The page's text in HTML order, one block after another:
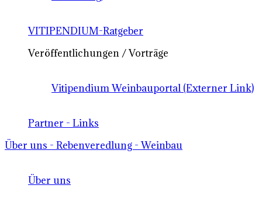
VITIPENDIUM-Ratgeber
Veröffentlichungen / Vorträge
Vitipendium Weinbauportal (Externer Link)
Partner - Links
Über uns - Rebenveredlung - Weinbau
Über uns